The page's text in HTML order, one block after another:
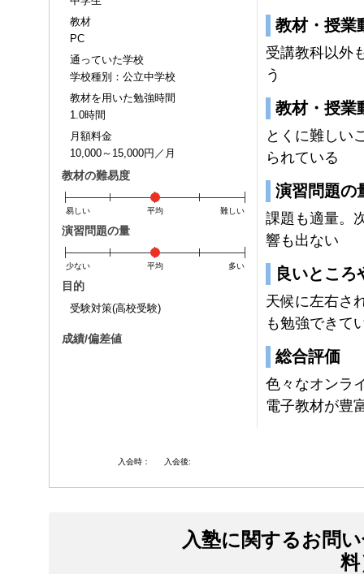
教材
PC
通っていた学校
学校種別：公立中学校
教材を用いた勉強時間
1.0時間
月額料金
10,000～15,000円／月
教材の難易度
易しい 平均 難しい
演習問題の量
少ない 平均 多い
目的
受験対策(高校受験)
成績/偏差値
入会時： 入会後:
教材・授業
受講教科以外
う
教材・授業
とくに難しい
られている
演習問題の
課題も適量。
響も出ない
良いところ
天候に左右さ
も勉強できて
総合評価
色々なオンラ
電子教材が豊
入塾に関するお問
料